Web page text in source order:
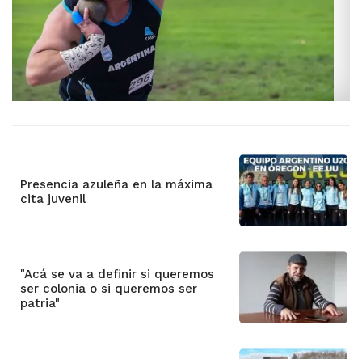
Presencia azuleña en la máxima
cita juvenil
"Acá se va a definir si queremos
ser colonia o si queremos ser
patria"